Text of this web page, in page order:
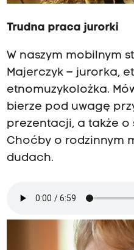
Trudna praca jurorki
W naszym mobilnym
Majerczyk – jurorka,
etnomuzykolożka.
bierze pod uwagę
prezentacji, a także o
Choćby o rodzinnym
dudach.